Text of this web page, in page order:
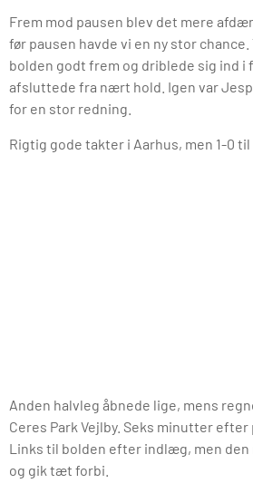
Frem mod pausen blev det mere
før pausen havde vi en ny stor
bolden godt frem og driblede sig ind i
afsluttede fra nært hold. Igen var
for en stor redning.
Rigtig gode takter i Aarhus, men 1-0 til
Anden halvleg åbnede lige, mens
Ceres Park Vejlby. Seks minutter
Links til bolden efter indlæg, men den
og gik tæt forbi.